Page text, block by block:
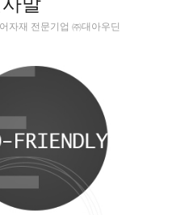
자재 전문기업 ㈜대아우딘